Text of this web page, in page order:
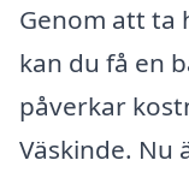
Genom att ta
kan du få en
påverkar
Väskinde. Nu